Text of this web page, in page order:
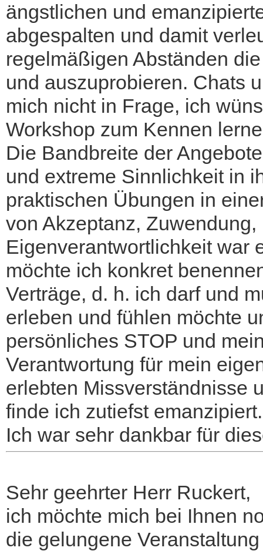
ängstlichen und
abgespalten und damit
regelmäßigen Abständen
und auszuprobieren. Chats
mich nicht in Frage, ich
Workshop zum Kennen
Die Bandbreite der
und extreme Sinnlichkeit in
praktischen Übungen in
von Akzeptanz,
Eigenverantwortlichkeit war
möchte ich konkret
Verträge, d. h. ich darf und
erleben und fühlen möchte
persönliches STOP und
Verantwortung für mein
erlebten Missverständnisse
finde ich zutiefst emanzipiert.
Ich war sehr dankbar für
Sehr geehrter Herr Ruckert,
ich möchte mich bei Ihnen
die gelungene